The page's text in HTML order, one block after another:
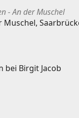
- An der Muschel
bei Birgit Jacob